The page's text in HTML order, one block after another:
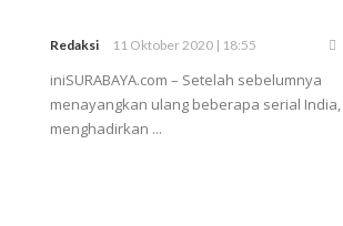
Redaksi 11 Oktober 2020 | 18:55
iniSURABAYA.com – Setelah sebelumnya
menayangkan ulang beberapa serial India,
menghadirkan ...